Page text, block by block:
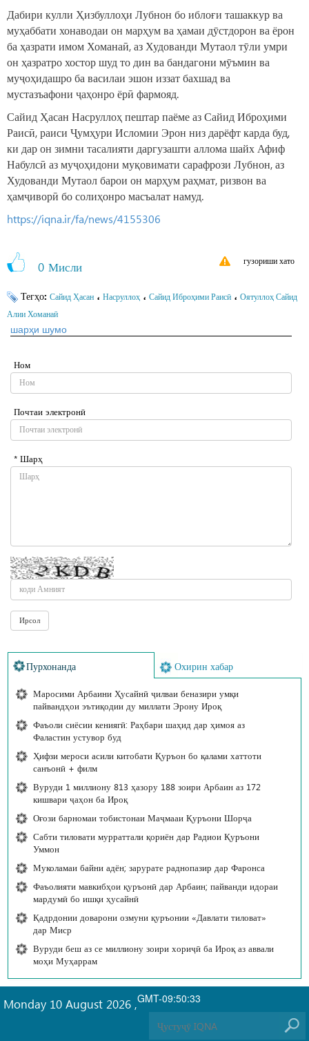
Дабири кулли Ҳизбуллоҳи Лубнон бо иблоғи ташаккур ва
муҳаббати хонаводаи он марҳум ва ҳамаи дӯстдорон ва ёрон
ба ҳазрати имом Хоманаӣ, аз Худованди Мутаол тӯли умри
он ҳазратро хостор шуд то дин ва бандагони мӯъмин ва
муҷоҳидашро ба василаи эшон иззат бахшад ва
мустазъафони ҷаҳонро ёрӣ фармояд.
Сайид Ҳасан Насруллоҳ пештар паёме аз Сайид Иброҳими
Раисӣ, раиси Ҷумҳури Исломии Эрон низ дарёфт карда буд,
ки дар он зимни тасалияти даргузашти аллома шайх Афиф
Набулсӣ аз муҷоҳидони муқовимати сарафрози Лубнон, аз
Худованди Мутаол барои он марҳум раҳмат, ризвон ва
ҳамҷиворӣ бо солиҳонро масъалат намуд.
https://iqna.ir/fa/news/4155306
0 Мисли гузориши хато
Тегҳо: Сайид Ҳасан ، Насруллоҳ ، Сайид Иброҳими Раисӣ ، Оятуллоҳ Сайид
Алии Хоманаӣ
шарҳи шумо
Ном
Почтаи электронӣ
* Шарҳ
Пурхонанда Охирин хабар
Маросими Арбаини Ҳусайнӣ ҷилваи беназири умқи
пайвандҳои эътиқодии ду миллати Эрону Ироқ
Фаъоли сиёсии кениягӣ: Раҳбари шаҳид дар ҳимоя аз
Фаластин устувор буд
Ҳифзи мероси асили китобати Қуръон бо қалами хаттоти
санъонӣ + филм
Вуруди 1 миллиону 813 ҳазору 188 зоири Арбаин аз 172
кишвари ҷаҳон ба Ироқ
Оғози барномаи тобистонаи Маҷмааи Қуръони Шорҷа
Сабти тиловати мурраттали қориён дар Радиои Қуръони
Уммон
Муколамаи байни адён; зарурате раднопазир дар Фаронса
Фаъолияти мавкибҳои қуръонӣ дар Арбаин; пайванди идораи
мардумӣ бо ишқи ҳусайнӣ
Қадрдонии доварони озмуни қуръонии «Давлати тиловат»
дар Миср
Вуруди беш аз се миллиону зоири хориҷӣ ба Ироқ аз аввали
моҳи Муҳаррам
GMT-09:50:33
Monday 10 August 2026 ,